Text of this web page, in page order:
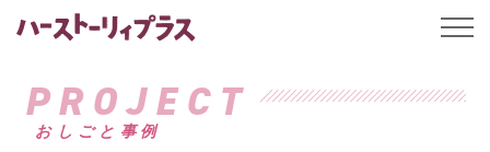
ハーストーリィプ
PROJECT
おしごと事例
t
l